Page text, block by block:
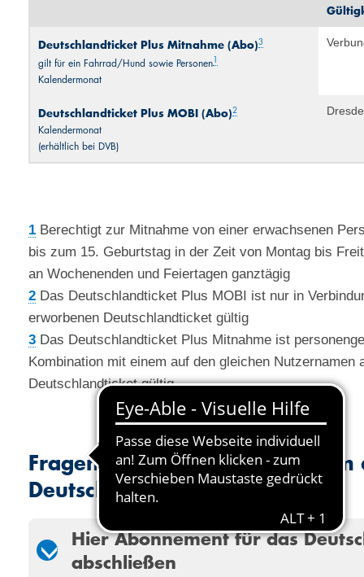
Deutschlandticket Plus Mitnahme (Abo)3
gilt für ein Fahrrad/Hund sowie Personen1
Kalendermonat
Deutschlandticket Plus MOBI (Abo)2
Kalendermonat
(erhältlich bei DVB)
1 Berechtigt zur Mitnahme von einer erwachsenen
bis zum 15. Geburtstag in der Zeit von Montag bis
an Wochenenden und Feiertagen ganztägig
2 Das Deutschlandticket Plus MOBI ist nur in
erworbenen Deutschlandticket gültig
3 Das Deutschlandticket Plus Mitnahme ist
Kombination mit einem auf den gleichen Nutzernamen
Deutschlandticket gültig.
Fragen und Antworten rund um
Deutschland­ticket
Hier Abonnement für das
abschließen